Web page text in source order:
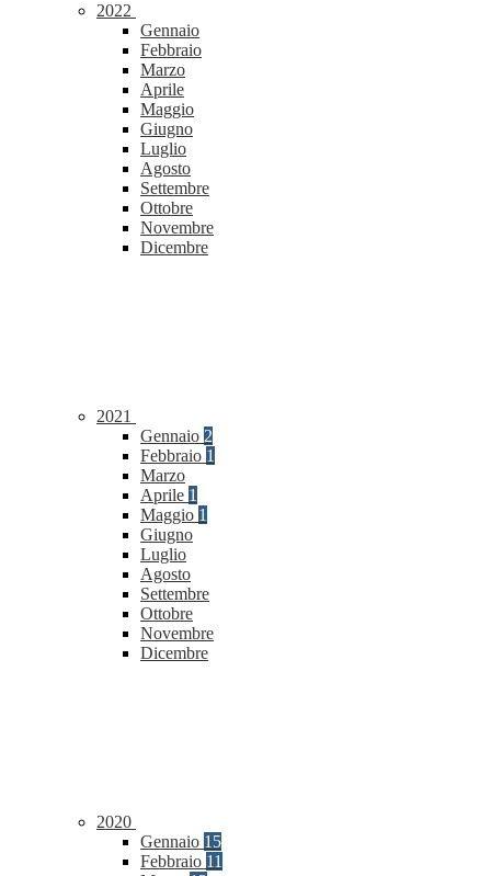
2022
Gennaio
Febbraio
Marzo
Aprile
Maggio
Giugno
Luglio
Agosto
Settembre
Ottobre
Novembre
Dicembre
2021
Gennaio 2
Febbraio 1
Marzo
Aprile 1
Maggio 1
Giugno
Luglio
Agosto
Settembre
Ottobre
Novembre
Dicembre
2020
Gennaio 15
Febbraio 11